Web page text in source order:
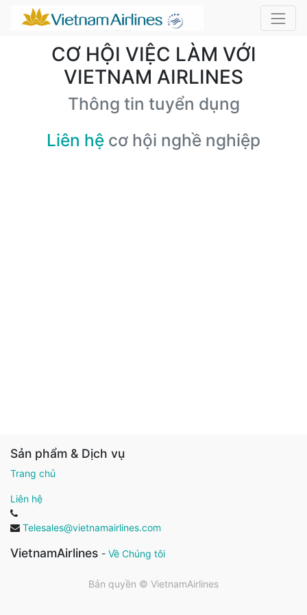
CƠ HỘI VIỆC LÀM VỚI
VIETNAM AIRLINES
Thông tin tuyển dụng
Liên hệ cơ hội nghề nghiệp
Sản phẩm & Dịch vụ
Trang chủ
Liên hệ
Telesales@vietnamairlines.com
VietnamAirlines - Về Chúng tôi
Bản quyền © VietnamAirlines